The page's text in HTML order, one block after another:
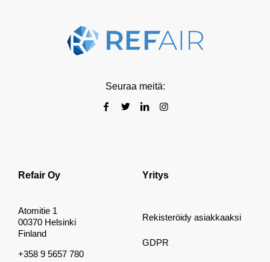
Seuraa meitä:
Refair Oy
Atomitie 1
00370 Helsinki
Finland
+358 9 5657 780
Yritys
Rekisteröidy asiakkaaksi
GDPR